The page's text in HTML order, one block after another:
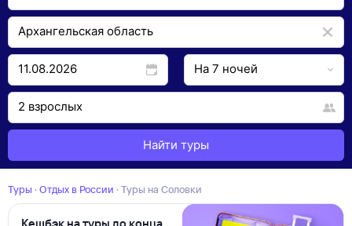
Найти туры
Туры · Отдых в России · Туры на Соловки